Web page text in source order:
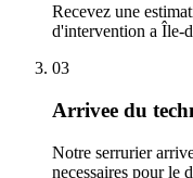
Recevez une
d'intervention a Île-
03
Arrivee du
Notre serrurier
necessaires pour le